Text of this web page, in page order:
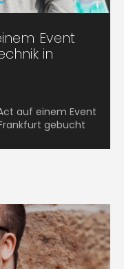
Event
in
auf einem Event
gebucht